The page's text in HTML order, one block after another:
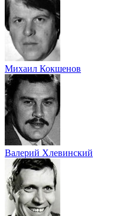
Михаил Кокшенов
Валерий Хлевинский